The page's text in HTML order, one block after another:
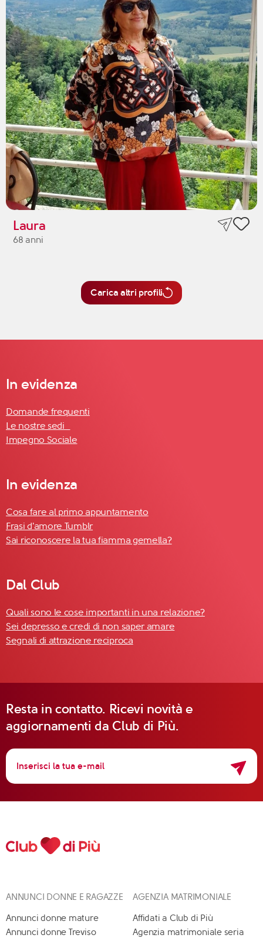
Laura
68 anni
Carica altri profili
In evidenza
Domande frequenti
Le nostre sedi
Impegno Sociale
In evidenza
Cosa fare al primo appuntamento
Frasi d'amore Tumblr
Sai riconoscere la tua fiamma gemella?
Dal Club
Quali sono le cose importanti in una relazione?
Sei depresso e credi di non saper amare
Segnali di attrazione reciproca
Resta in contatto. Ricevi novità e
aggiornamenti da Club di Più.
ANNUNCI DONNE E RAGAZZE
Annunci donne mature
Annunci donne Treviso
AGENZIA MATRIMONIALE
Affidati a Club di Più
Agenzia matrimoniale seria